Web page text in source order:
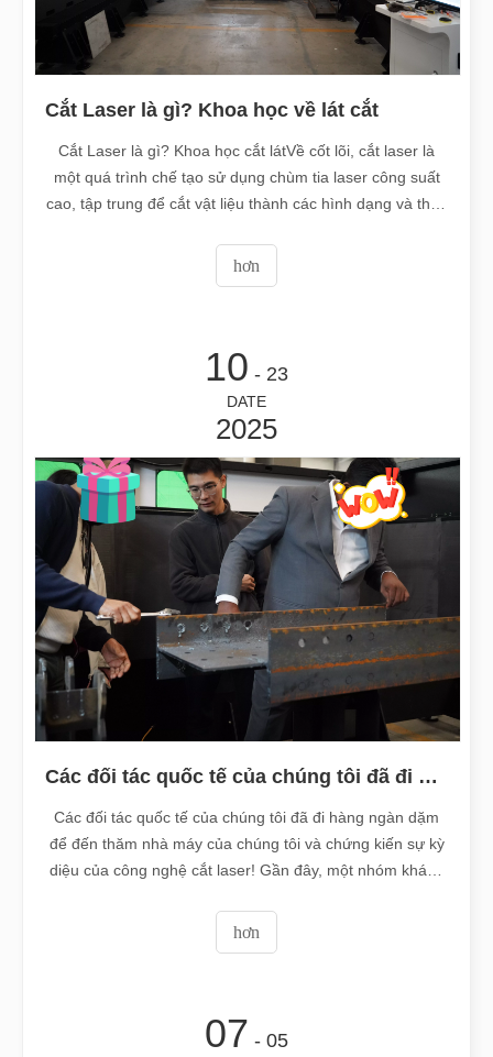
Cắt Laser là gì? Khoa học về lát cắt
Cắt Laser là gì? Khoa học cắt látVề cốt lõi, cắt laser là
một quá trình chế tạo sử dụng chùm tia laser công suất
cao, tập trung để cắt vật liệu thành các hình dạng và thiết
thống dựa vào lực cơ học và dụng cụ vật lý, cắt laser tận
dụng cường độ cao
hơn
10 - 23
DATE
2025
Các đối tác quốc tế của chúng tôi đã đi hàng ngàn dặm để đến thăm nhà máy của chúng tôi và chứng kiến ​​sự kỳ diệu của công nghệ cắt laser!
Các đối tác quốc tế của chúng tôi đã đi hàng ngàn dặm
để đến thăm nhà máy của chúng tôi và chứng kiến ​​sự kỳ
diệu của công nghệ cắt laser! Gần đây, một nhóm khách
kiểm tra chuyên sâu về máy cắt thép ray sàn PL-20015
hiệu suất cao của chúng tôi. Họ đã chứng kiến ​​f
hơn
07 - 05